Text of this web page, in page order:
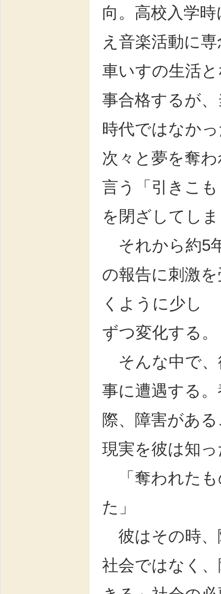
向。高校入学
え音楽活動に
車いすの生活
事合格するが
時代ではなか
次々と夢を奪
言う「引きこ
を閉ざしてし
それから約5
の報告に刺激
くように少し
ずつ変化する。
そんな中で、
事に遭遇する
際、障害があ
現実を彼は知
「奪われたも
た」
彼はその時、
社会ではなく